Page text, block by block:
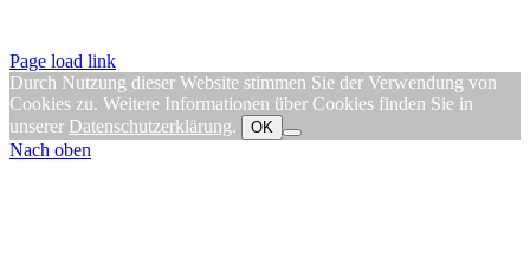
Page load link
Durch Nutzung dieser Website stimmen Sie der Verwendung von
Cookies zu. Weitere Informationen über Cookies finden Sie in
unserer Datenschutzerklärung. OK
Nach oben